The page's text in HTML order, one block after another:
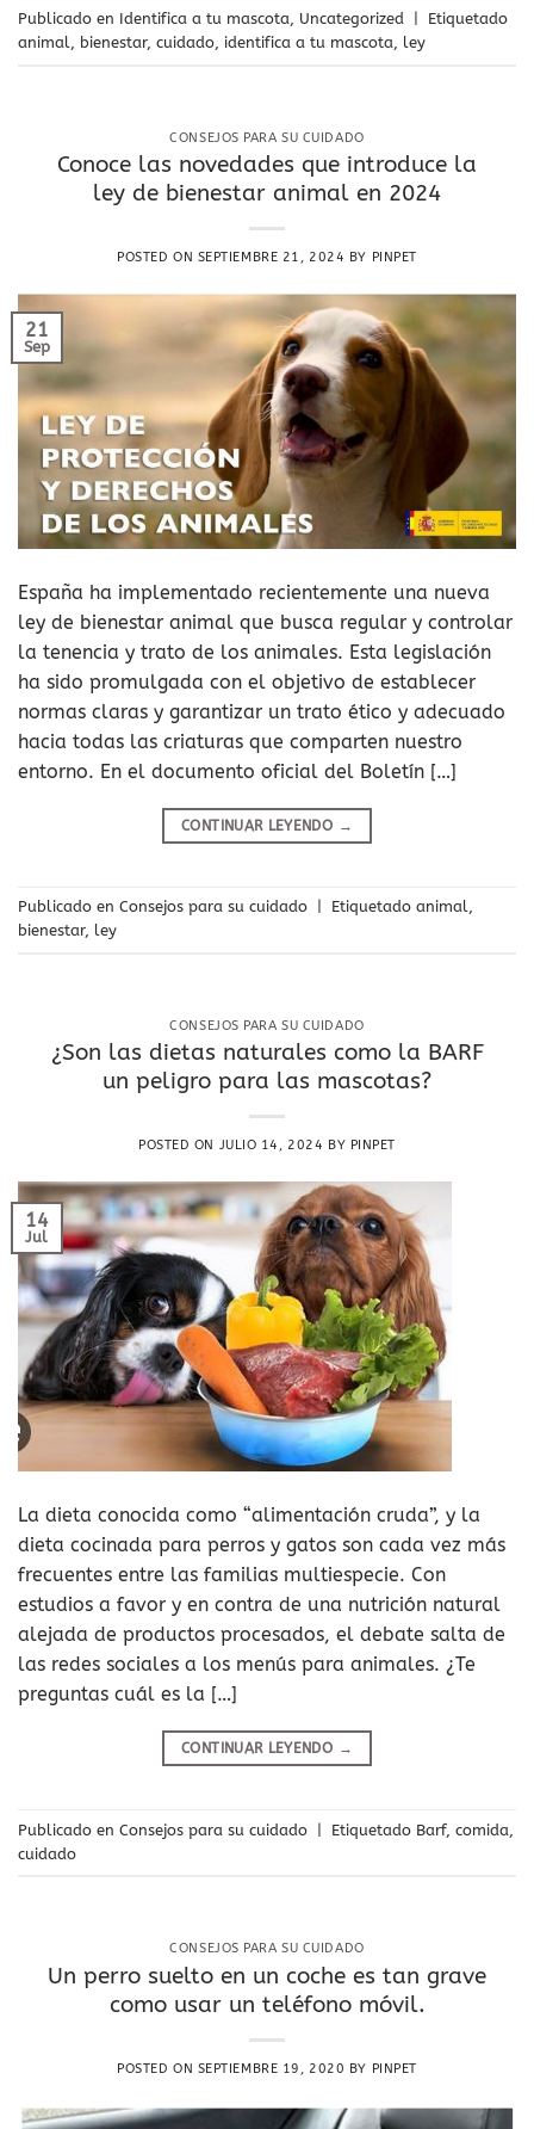
Publicado en Identifica a tu mascota Uncategorized
Etiquetado
animal
bienestar, cuidado identifica a tu mascota ley
CONSEJOS PARA SU CUIDADO
Conoce las novedades que introduce la
ley de bienestar animal en 2024
POSTED ON SEPTIEMBRE 21, 2024 BY PINPET
21
Sep
España ha implementado recientemente una nueva
ley de bienestar animal que busca regular y controlar
la tenencia y trato de los animales. Esta legislación
ha sido promulgada con el objetivo de establecer
normas claras y garantizar un trato ético y adecuado
hacia todas las criaturas que comparten nuestro
entorno. En el documento oficial del Boletín […]
CONTINUAR LEYENDO →
Publicado en Consejos para su cuidado Etiquetado animal
bienestar, ley
CONSEJOS PARA SU CUIDADO
¿Son las dietas naturales como la BARF
un peligro para las mascotas?
POSTED ON JULIO 14, 2024 BY PINPET
14
Jul
La dieta conocida como “alimentación cruda”, y la
dieta cocinada para perros y gatos son cada vez más
frecuentes entre las familias multiespecie. Con
estudios a favor y en contra de una nutrición natural
alejada de productos procesados, el debate salta de
las redes sociales a los menús para animales. ¿Te
preguntas cuál es la […]
CONTINUAR LEYENDO →
Publicado en Consejos para su cuidado | Etiquetado Barf, comida
cuidado
CONSEJOS PARA SU CUIDADO
Un perro suelto en un coche es tan grave
como usar un teléfono móvil.
POSTED ON SEPTIEMBRE 19, 2020 BY PINPET